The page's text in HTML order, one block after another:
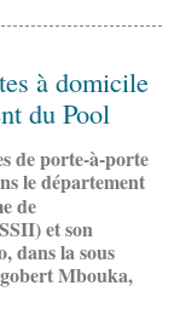
à domicile
du Pool
de porte-à-porte
le département
de
et son
dans la sous
Mbouka,